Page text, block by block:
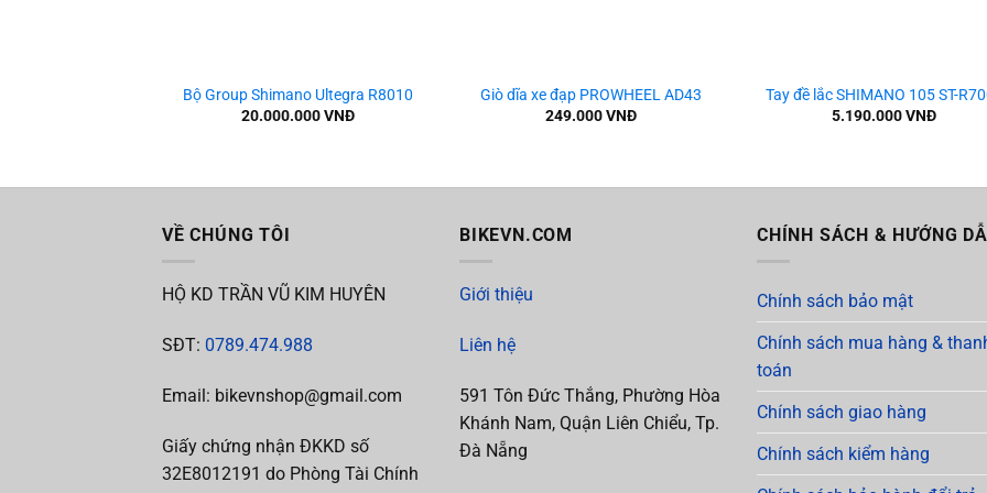
Bộ Group Shimano Ultegra R8010
20.000.000VNĐ
Giò dĩa xe đạp PROWHEEL AD43
249.000VNĐ
Tay đề lắc SHIMANO 105 ST-
5.190.000VNĐ
VỀ CHÚNG TÔI
HỘ KD TRẦN VŨ KIM HUYÊN
SĐT: 0789.474.988
Email: bikevnshop@gmail.com
Giấy chứng nhận ĐKKD số
32E8012191 do Phòng Tài Chính
BIKEVN.COM
Giới thiệu
Liên hệ
591 Tôn Đức Thắng, Phường Hòa
Khánh Nam, Quận Liên Chiểu, Tp.
Đà Nẵng
CHÍNH SÁCH & HƯỚNG
Chính sách bảo mật
Chính sách mua hàng &
toán
Chính sách giao hàng
Chính sách kiểm hàng